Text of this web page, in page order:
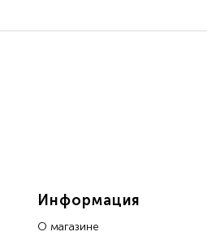
Информация
О магазине